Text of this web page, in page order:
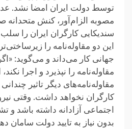
توسط دولت ایران امضا نشد. عدم
مصوبه الزام‌آور، کنش متحدانه
سندیکایی کارگران ایران را
این دو مقاوله‌نامه را
جهانی کار می‌داند و می‌گوید:
مقاوله‌نامه را نپذیرد و اجرا
مقاوله‌نامه‌های دیگر تاثیر
کارگران نخواهد داشت. وقتی
اجتماعی آزادانه داشته باشد و
بدون نیاز به تایید دولت سامان